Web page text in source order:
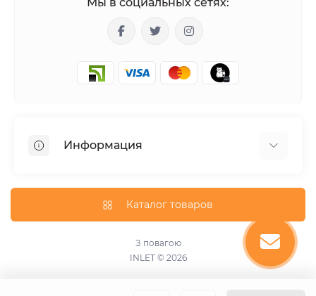
Информация
О магазине
Каталог товаров
З повагою
INLET © 2026